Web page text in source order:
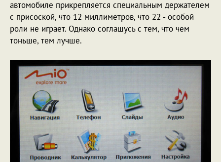
автомобиле прикрепляется специальным держателем
с присоской, что 12 миллиметров, что 22 - особой
роли не играет. Однако соглашусь с тем, что чем
тоньше, тем лучше.